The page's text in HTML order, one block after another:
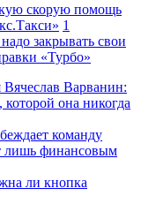
скорую помощь
1
закрывать свои
«Турбо»
Вячеслав Варванин:
она никогда
команду
лишь финансовым
ли кнопка